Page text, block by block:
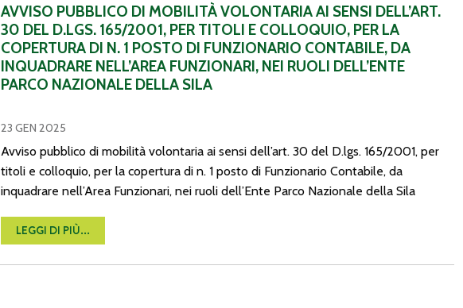
AVVISO PUBBLICO DI MOBILITÀ VOLONTARIA AI SENSI DELL’ART.
30 DEL D.LGS. 165/2001, PER TITOLI E COLLOQUIO, PER LA
COPERTURA DI N. 1 POSTO DI FUNZIONARIO CONTABILE, DA
INQUADRARE NELL’AREA FUNZIONARI, NEI RUOLI DELL’ENTE
PARCO NAZIONALE DELLA SILA
23 GEN 2025
Avviso pubblico di mobilità volontaria ai sensi dell’art. 30 del D.lgs. 165/2001, per
titoli e colloquio, per la copertura di n. 1 posto di Funzionario Contabile, da
inquadrare nell’Area Funzionari, nei ruoli dell’Ente Parco Nazionale della Sila
LEGGI DI PIÙ...